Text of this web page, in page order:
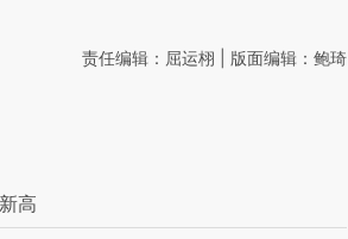
责任编辑：屈运栩 | 版面编辑：鲍琦
高